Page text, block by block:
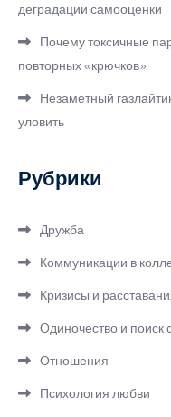
деградации самооценки
Почему токсичные
повторных «крючков»
Незаметный
уловить
Рубрики
Дружба
Коммуникации в
Кризисы и
Одиночество и поиск
Отношения
Психология любви